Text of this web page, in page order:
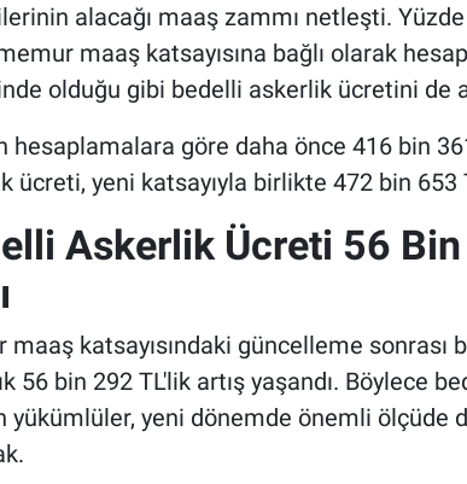
alacağı maaş zammı netleşti.
maaş katsayısına bağlı olarak
olduğu gibi bedelli askerlik ücretini de
hesaplamalara göre daha önce 416 bin
ücreti, yeni katsayıyla birlikte 472 bin 653
Askerlik Ücreti 56 Bin
maaş katsayısındaki güncelleme sonrası
56 bin 292 TL'lik artış yaşandı. Böylece
yükümlüler, yeni dönemde önemli ölçüde